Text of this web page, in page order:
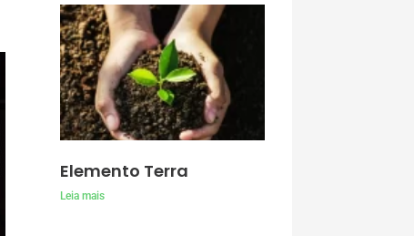
Elemento Terra
Leia mais